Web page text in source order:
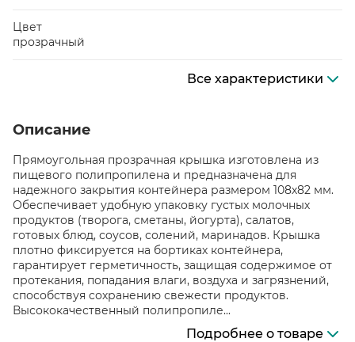
Цвет
прозрачный
Все характеристики
Описание
Прямоугольная прозрачная крышка изготовлена из
пищевого полипропилена и предназначена для
надежного закрытия контейнера размером 108х82 мм.
Обеспечивает удобную упаковку густых молочных
продуктов (творога, сметаны, йогурта), салатов,
готовых блюд, соусов, солений, маринадов. Крышка
плотно фиксируется на бортиках контейнера,
гарантирует герметичность, защищая содержимое от
протекания, попадания влаги, воздуха и загрязнений,
способствуя сохранению свежести продуктов.
Высококачественный полипропиле...
Подробнее о товаре